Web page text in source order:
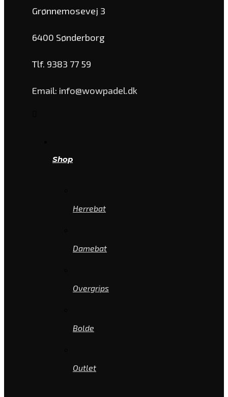
Grønnemosevej 3
6400 Sønderborg
Tlf. 9383 77 59
Email: info@wowpadel.dk
Shop
Herrebat
Damebat
Overgrips
Bolde
Outlet